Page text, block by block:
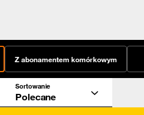
Z abonamentem komórkowym
Sortowanie
Polecane